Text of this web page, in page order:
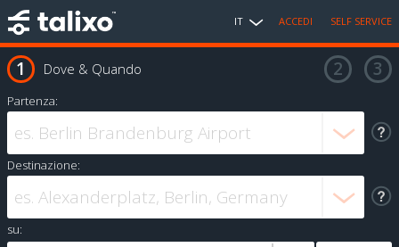
IT ACCEDI SELF SERVICE
Dove & Quando
Partenza:
Destinazione:
su: